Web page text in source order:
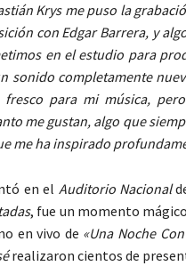
Krys me puso la
con Edgar Barrera, y
en el estudio para
sonido completamente
fresco para mi música,
me gustan, algo que
me ha inspirado
en el Auditorio Nacional
, fue un momento
en vivo de «Una Noche
realizaron cientos de